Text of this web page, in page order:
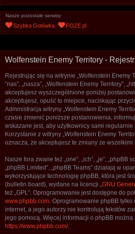
Nasze pozostałe serwisy
Szybka Gotówka FOZE.pl
Wolfenstein Enemy Territory -
Rejestrując się na witrynie „Wolfenstein Enemy
”nas”, „nasza”, „Wolfenstein Enemy Territory”,
akceptujesz wyszczególnione poniżej
akceptujesz, opuść to miejsce, naciskając
Administracja witryny „Wolfenstein Enemy
czasie zmienić poniższe postanowienia,
wskazane jest, aby użytkownicy sami
Korzystanie z witryny „Wolfenstein Enemy
oznacza, że akceptujesz te zmiany ze wszelkimi
Nasze fora zwane też „one”, „ich”, „je”, „phpBB
„phpBB Limited”, „phpBB Teams” działają w
wykorzystujące technologię phpBB, która jest
(bulletin board), wydane na licencji „ GNU
też „GPL”. Oprogramowanie jest dostępne do
www.phpbb.com . Oprogramowanie phpBB
internet, a jego autorzy nie kontrolują tekstów
jego pomocą. Więcej informacji o phpBB można
https://www.phpbb.com/.